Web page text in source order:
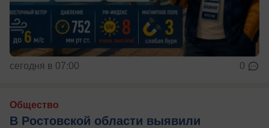
сегодня в 07:00 0
Общество
В Ростовской области выявили